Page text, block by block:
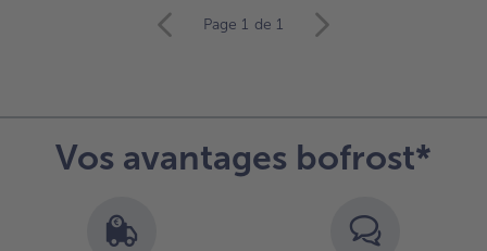
des
articles.
Page 1 de 1
Vos avantages bofrost*